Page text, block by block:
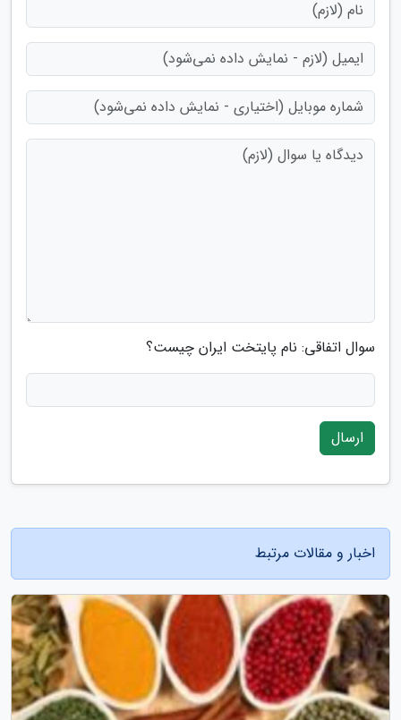
سوال اتفاقی: نام پایتخت ایران چیست؟
ارسال
اخبار و مقالات مرتبط